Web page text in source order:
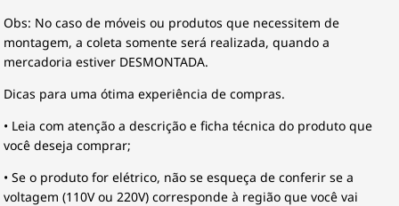
Obs: No caso de móveis ou produtos que necessitem de
montagem, a coleta somente será realizada, quando a
mercadoria estiver DESMONTADA.
Dicas para uma ótima experiência de compras.
• Leia com atenção a descrição e ficha técnica do produto que
você deseja comprar;
• Se o produto for elétrico, não se esqueça de conferir se a
voltagem (110V ou 220V) corresponde à região que você vai